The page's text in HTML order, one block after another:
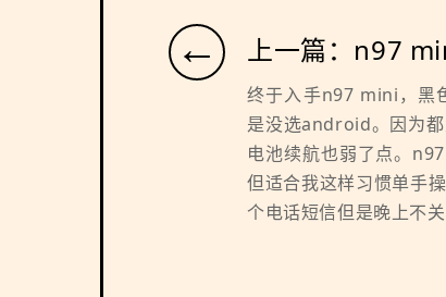
← 上一篇：n97
终于入手n97 mini，黑
是没选android。因为都
电池续航也弱了点。
但适合我这样习惯单手
个电话短信但是晚上不